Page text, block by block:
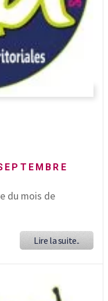
du mois de
Lire la suite..